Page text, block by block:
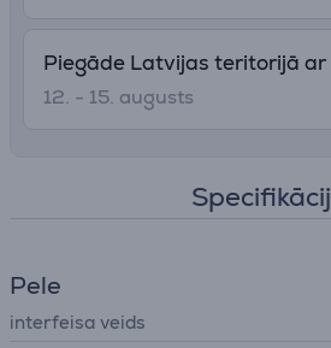
Piegāde Latvijas teritorijā ar
12. - 15. augusts
Pele
interfeisa veids